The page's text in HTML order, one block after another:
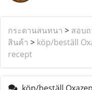
กระดานสนทนา > สอบถ
สินค้า > köp/beställ
recept